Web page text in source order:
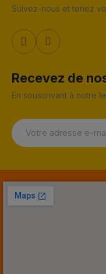
Suivez-nous et tenez
Recevez de
En souscrivant à notre